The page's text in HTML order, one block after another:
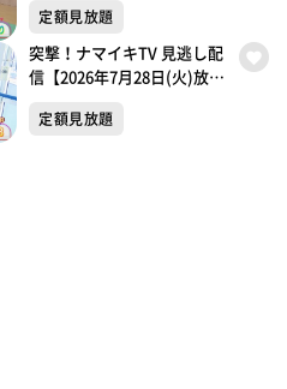
定額見放題
突撃！ナマイキTV 見逃し配
信【2026年7月28日(火)放送
定額見放題